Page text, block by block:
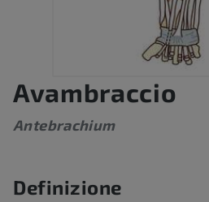
Avambraccio
Antebrachium
Definizione